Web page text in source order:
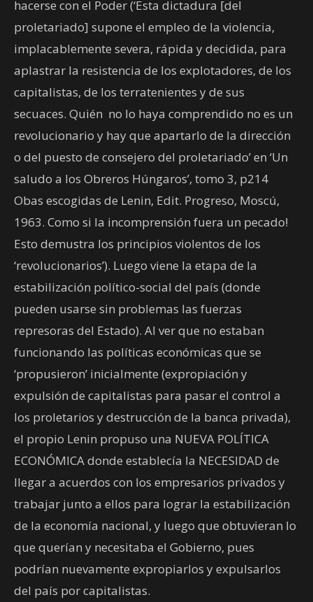
hacerse con el Poder (‘Esta dictadura [del
proletariado] supone el empleo de la violencia,
implacablemente severa, rápida y decidida, para
aplastrar la resistencia de los explotadores, de los
capitalistas, de los terratenientes y de sus
secuaces. Quién no lo haya comprendido no es un
revolucionario y hay que apartarlo de la dirección
o del puesto de consejero del proletariado’ en ‘Un
saludo a los Obreros Húngaros’, tomo 3, p214
Obas escogidas de Lenin, Edit. Progreso, Moscú,
1963. Como si la incomprensión fuera un pecado!
Esto demustra los principios violentos de los
‘revolucionarios’). Luego viene la etapa de la
estabilización político-social del país (donde
pueden usarse sin problemas las fuerzas
represoras del Estado). Al ver que no estaban
funcionando las políticas económicas que se
‘propusieron’ inicialmente (expropiación y
expulsión de capitalistas para pasar el control a
los proletarios y destrucción de la banca privada),
el propio Lenin propuso una NUEVA POLÍTICA
ECONÓMICA donde establecía la NECESIDAD de
llegar a acuerdos con los empresarios privados y
trabajar junto a ellos para lograr la estabilización
de la economía nacional, y luego que obtuvieran lo
que querían y necesitaba el Gobierno, pues
podrían nuevamente expropiarlos y expulsarlos
del país por capitalistas.